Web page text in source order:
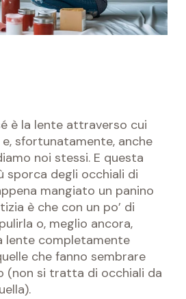
è la lente attraverso cui
sfortunatamente, anche
noi stessi. E questa
sporca degli occhiali di
mangiato un panino
è che con un po’ di
o, meglio ancora,
lente completamente
che fanno sembrare
(non si tratta di occhiali da